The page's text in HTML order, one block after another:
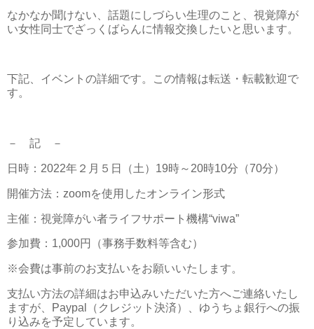
なかなか聞けない、話題にしづらい生理のこと、視覚障が
い女性同士でざっくばらんに情報交換したいと思います。
下記、イベントの詳細です。この情報は転送・転載歓迎で
す。
－ 記 －
日時：2022年２月５日（土）19時～20時10分（70分）
開催方法：zoomを使用したオンライン形式
主催：視覚障がい者ライフサポート機構“viwa”
参加費：1,000円（事務手数料等含む）
※会費は事前のお支払いをお願いいたします。
支払い方法の詳細はお申込みいただいた方へご連絡いたし
ますが、Paypal（クレジット決済）、ゆうちょ銀行への振
り込みを予定しています。